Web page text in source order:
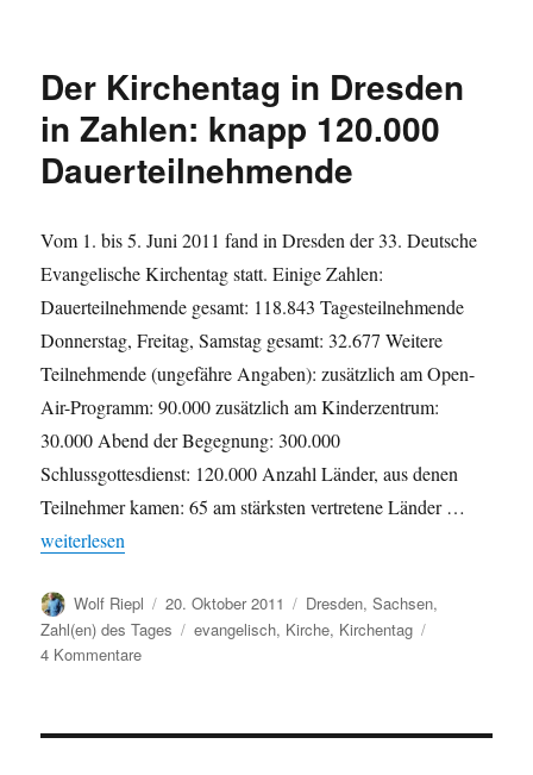
Fakten
Dresdens
Friedhöfen
Der Kirchentag in Dresden
in Zahlen: knapp 120.000
Dauerteilnehmende
Vom 1. bis 5. Juni 2011 fand in Dresden der 33. Deutsche
Evangelische Kirchentag statt. Einige Zahlen:
Dauerteilnehmende gesamt: 118.843 Tagesteilnehmende
Donnerstag, Freitag, Samstag gesamt: 32.677 Weitere
Teilnehmende (ungefähre Angaben): zusätzlich am Open-
Air-Programm: 90.000 zusätzlich am Kinderzentrum:
30.000 Abend der Begegnung: 300.000
Schlussgottesdienst: 120.000 Anzahl Länder, aus denen
Teilnehmer kamen: 65 am stärksten vertretene Länder …
„Der Kirchentag in Dresden in Zahlen: knapp 120.000
weiterlesen
Autor
Wolf Riepl
Veröffentlicht
am
20. Oktober 2011 Kategorien
Dresden,Sachsen,
Zahl(en) des Tages
Schlagwörter
evangelisch, Kirche, Kirchentag
4 Kommentarezu
in